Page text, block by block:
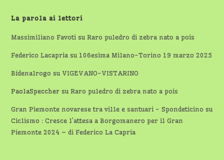
La parola ai lettori
Massimiliano Favoti suRaro puledro di zebra nato a pois
Federico Lacapria su 106esima Milano-Torino 19 marzo 2025
Bidenalrogo su VIGEVANO-VISTARINO
PaolaSpeccher suRaro puledro di zebra nato a pois
Gran Piemonte novarese tra ville e santuari - Spondeticino su
Ciclismo : Cresce l’attesa a Borgomanero per il Gran
Piemonte 2024 – di Federico La Capria